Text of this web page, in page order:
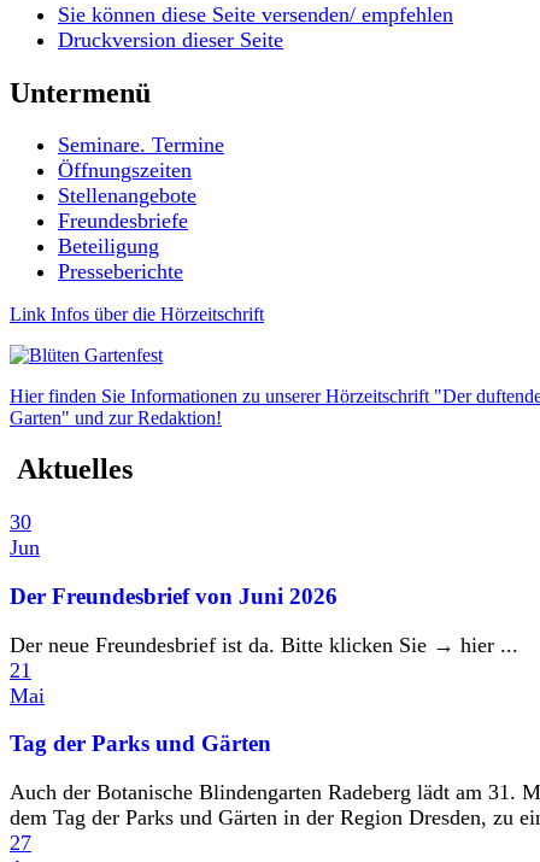
Sie können diese Seite versenden/ empfehlen
Druckversion dieser Seite
Untermenü
Seminare. Termine
Öffnungszeiten
Stellenangebote
Freundesbriefe
Beteiligung
Presseberichte
Link Infos über die Hörzeitschrift
Hier finden Sie Informationen zu unserer Hörzeitschrift "Der
Garten" und zur Redaktion!
Aktuelles
30
Jun
Der Freundesbrief von Juni 2026
Der neue Freundesbrief ist da. Bitte klicken Sie → hier ...
21
Mai
Tag der Parks und Gärten
Auch der Botanische Blindengarten Radeberg lädt am 31.
dem Tag der Parks und Gärten in der Region Dresden, zu
27